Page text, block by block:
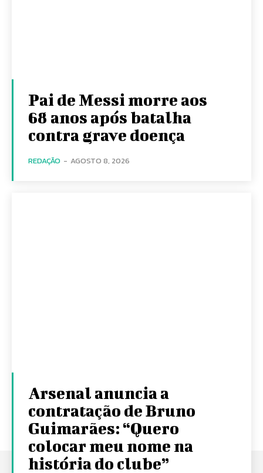
Pai de Messi morre aos
68 anos após batalha
contra grave doença
REDAÇÃO - AGOSTO 8, 2026
Arsenal anuncia a
contratação de Bruno
Guimarães: “Quero
colocar meu nome na
história do clube”